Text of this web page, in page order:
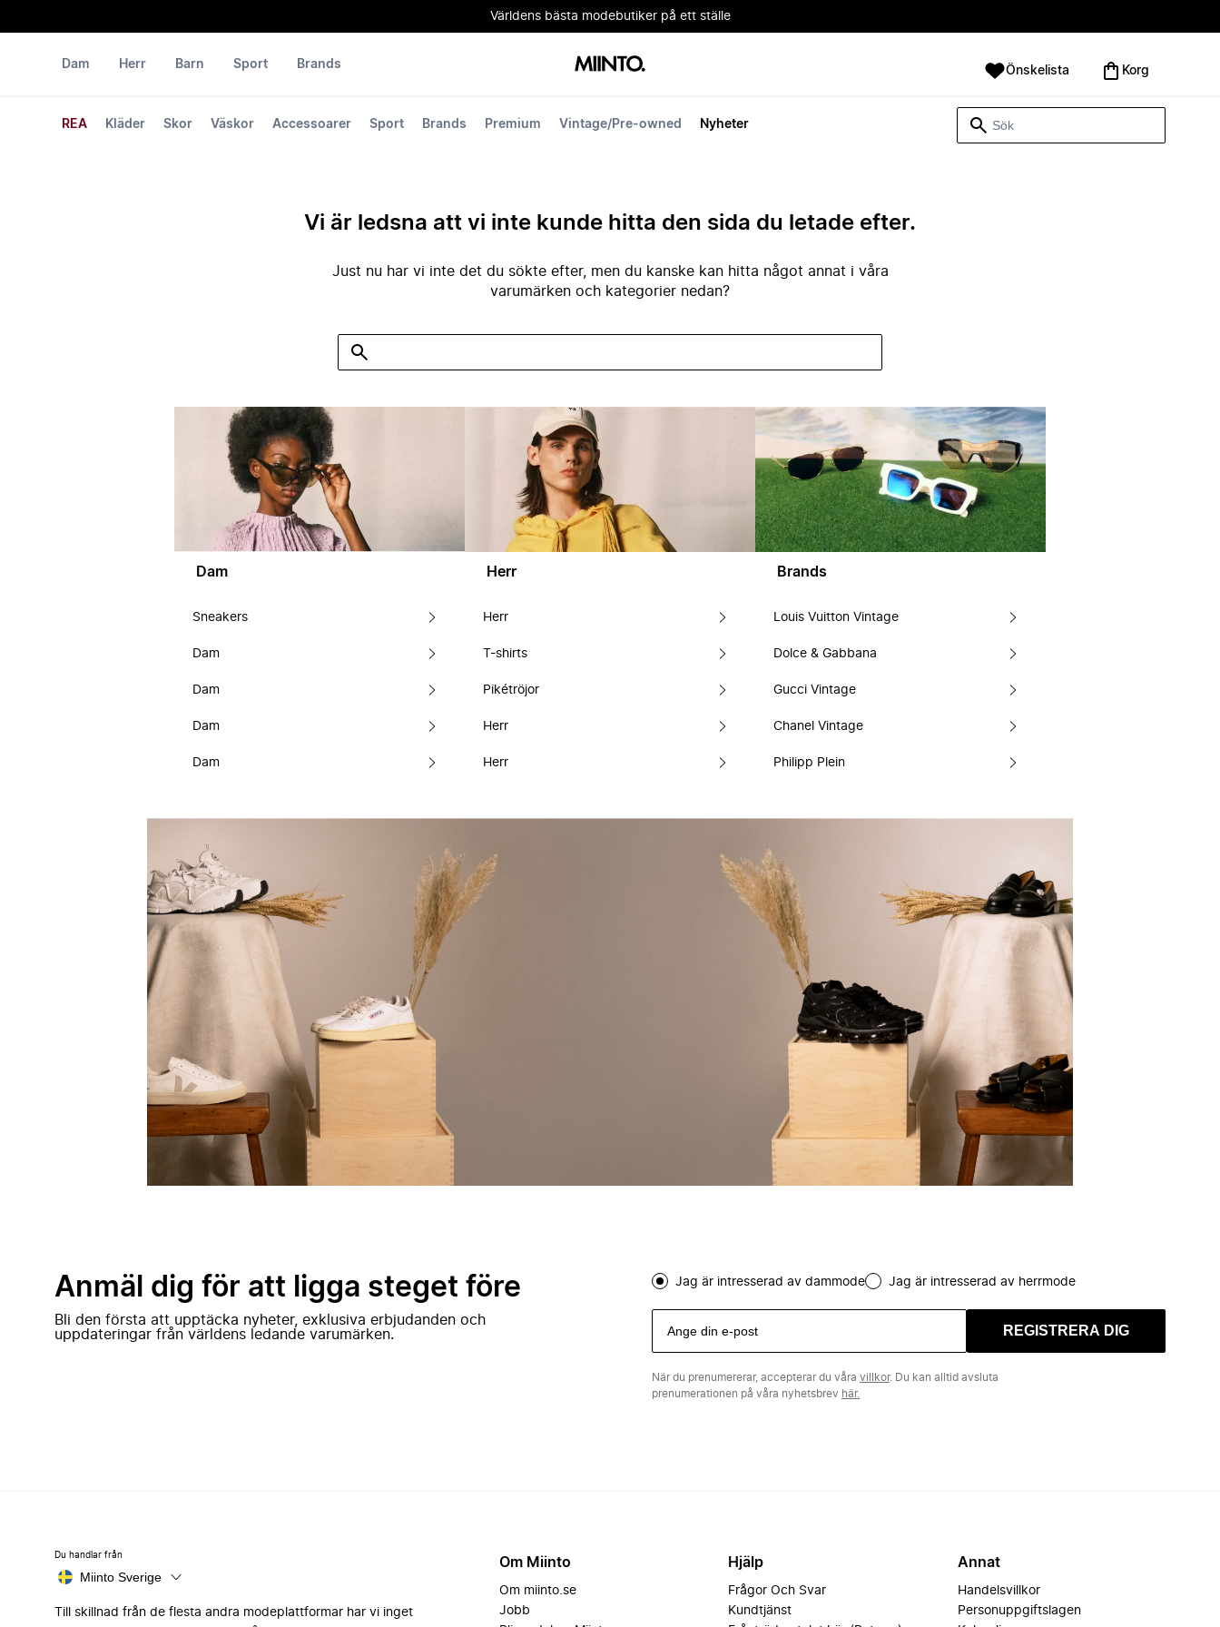
Världens bästa modebutiker på ett ställe
Dam
REA Kläder Skor Väskor Accessoarer Sport Brands Premium Vintage/Pre-owned Nyheter
Herr Barn Sport Brands Önskelista Korg
Vi är ledsna att vi inte kunde hitta den sida du letade efter.
Just nu har vi inte det du sökte efter, men du kanske kan hitta något annat i våra
varumärken och kategorier nedan?
Dam
Sneakers
Dam
Dam
Dam
Dam
Herr
Herr
T-shirts
Pikétröjor
Herr
Herr
Brands
Louis Vuitton Vintage
Dolce & Gabbana
Gucci Vintage
Chanel Vintage
Philipp Plein
Anmäl dig för att ligga steget före
Bli den första att upptäcka nyheter, exklusiva erbjudanden och
uppdateringar från världens ledande varumärken.
Jag är intresserad av dammode Jag är intresserad av herrmode
REGISTRERA DIG
När du prenumererar, accepterar du våra villkor. Du kan alltid avsluta
prenumerationen på våra nyhetsbrev här.
Du handlar från
Miinto Sverige
Till skillnad från de flesta andra modeplattformar har vi inget
Om Miinto
Om miinto.se
Jobb
Hjälp
Frågor Och Svar
Kundtjänst
Annat
Handelsvillkor
Personuppgiftslagen